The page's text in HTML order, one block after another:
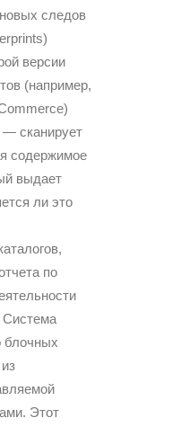
следов
версии
(например,
— сканирует
содержимое
выдает
ли это
по
Система
блочных
Этот